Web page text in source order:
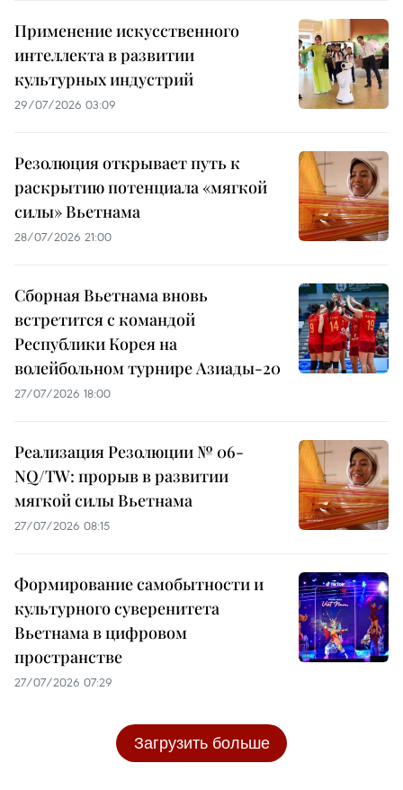
Применение искусственного
интеллекта в развитии
культурных индустрий
29/07/2026 03:09
Резолюция открывает путь к
раскрытию потенциала «мягкой
силы» Вьетнама
28/07/2026 21:00
Сборная Вьетнама вновь
встретится с командой
Республики Корея на
волейбольном турнире Азиады-20
27/07/2026 18:00
Реализация Резолюции № 06-
NQ/TW: прорыв в развитии
мягкой силы Вьетнама
27/07/2026 08:15
Формирование самобытности и
культурного суверенитета
Вьетнама в цифровом
пространстве
27/07/2026 07:29
Загрузить больше